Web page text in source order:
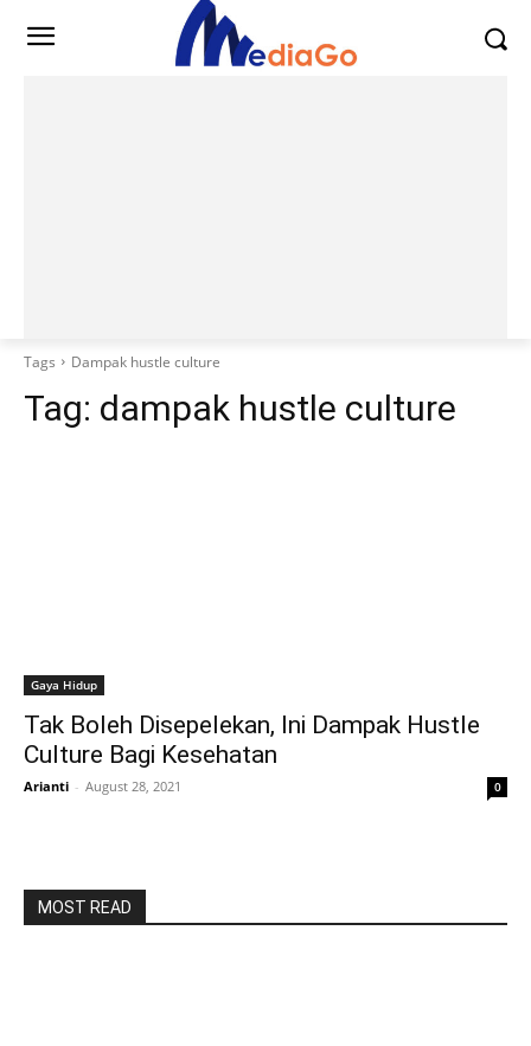
Tags Dampak hustle culture
Tag: dampak hustle culture
Gaya Hidup
Tak Boleh Disepelekan, Ini Dampak Hustle
Culture Bagi Kesehatan
Arianti - August 28, 2021 0
MOST READ